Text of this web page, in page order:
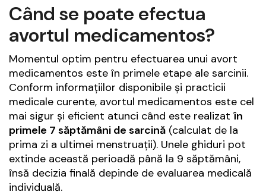
Când se poate efectua
avortul medicamentos?
Momentul optim pentru efectuarea unui avort
medicamentos este în primele etape ale sarcinii.
Conform informațiilor disponibile și practicii
medicale curente, avortul medicamentos este cel
mai sigur și eficient atunci când este realizat în
primele 7 săptămâni de sarcină (calculat de la
prima zi a ultimei menstruații). Unele ghiduri pot
extinde această perioadă până la 9 săptămâni,
însă decizia finală depinde de evaluarea medicală
individuală.